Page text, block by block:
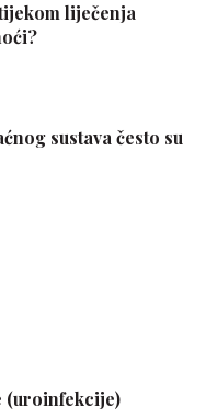
liječenja
sustava često su
(uroinfekcije)